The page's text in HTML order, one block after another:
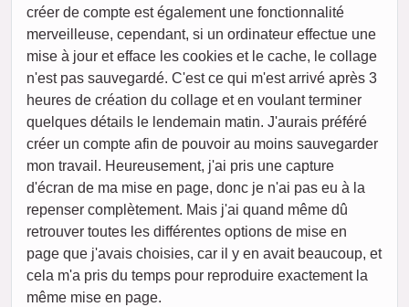
créer de compte est également une fonctionnalité
merveilleuse, cependant, si un ordinateur effectue une
mise à jour et efface les cookies et le cache, le collage
n'est pas sauvegardé. C'est ce qui m'est arrivé après 3
heures de création du collage et en voulant terminer
quelques détails le lendemain matin. J'aurais préféré
créer un compte afin de pouvoir au moins sauvegarder
mon travail. Heureusement, j'ai pris une capture
d'écran de ma mise en page, donc je n'ai pas eu à la
repenser complètement. Mais j'ai quand même dû
retrouver toutes les différentes options de mise en
page que j'avais choisies, car il y en avait beaucoup, et
cela m'a pris du temps pour reproduire exactement la
même mise en page.